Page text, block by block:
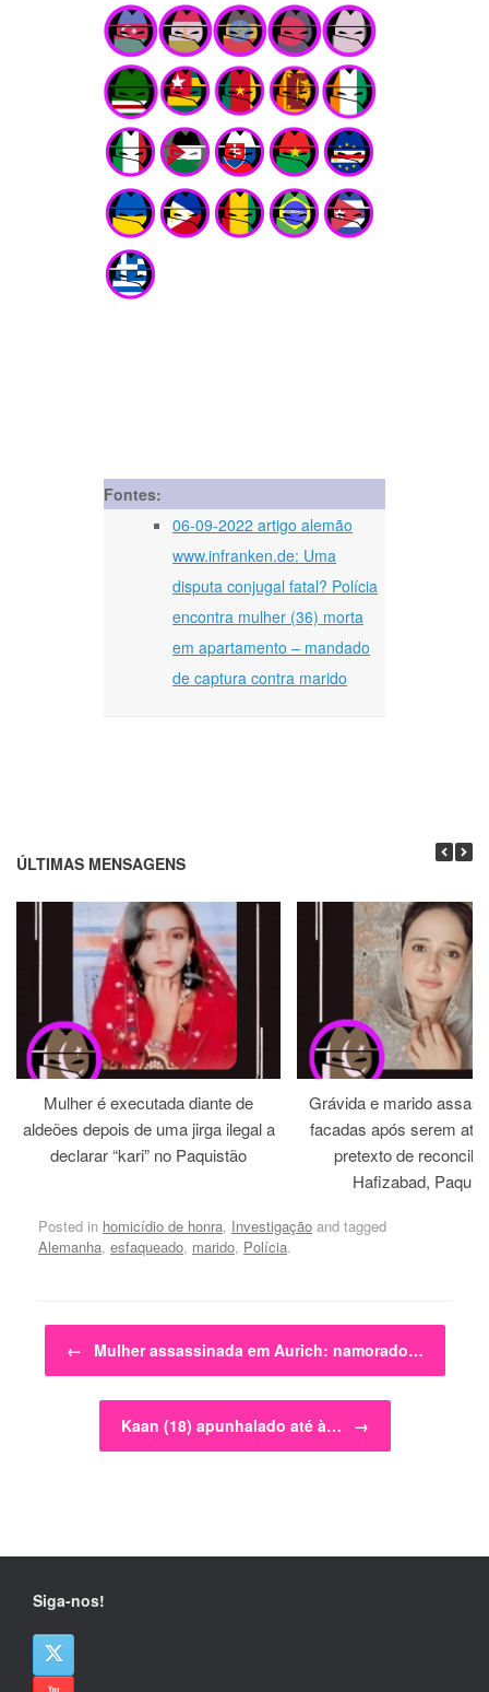
Fontes:
06-09-2022 artigo alemão
www.infranken.de: Uma
disputa conjugal fatal? Polícia
encontra mulher (36) morta
em apartamento – mandado
de captura contra marido
ÚLTIMAS MENSAGENS
Mulher é executada diante de
aldeões depois de uma jirga ilegal a
declarar “kari” no Paquistão
Grávida e marido
facadas após serem
pretexto de
Hafizabad,
Posted in homicídio de honra, Investigação and tagged
Alemanha, esfaqueado, marido, Polícia.
Post navigation
← Mulher assassinada em Aurich: namorado…
Kaan (18) apunhalado até à… →
Siga-nos!